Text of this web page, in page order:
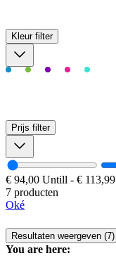
Kleur filter
Prijs filter
€ 94,00 Untill - € 113,99
7 producten
Oké
Resultaten weergeven (7)
You are here: